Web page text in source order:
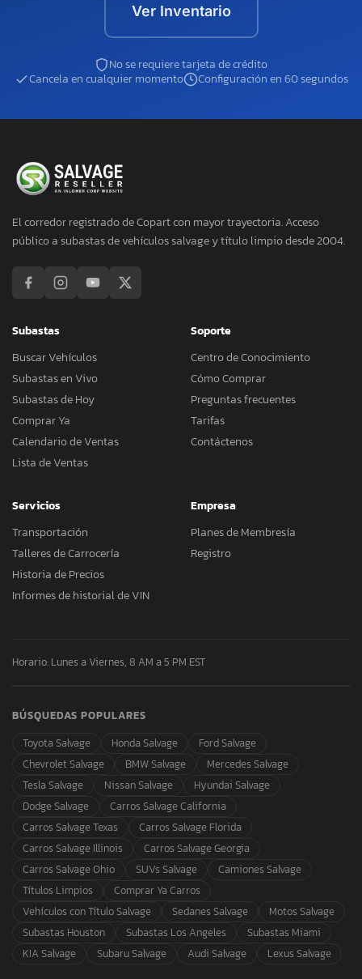
Ver Inventario
No se requiere tarjeta de crédito
Cancela en cualquier momento
Configuración en 60 segundos
El corredor registrado de Copart con mayor trayectoria. Acceso
público a subastas de vehículos salvage y título limpio desde 2004.
Subastas
Buscar Vehículos
Subastas en Vivo
Subastas de Hoy
Comprar Ya
Calendario de Ventas
Lista de Ventas
Soporte
Centro de Conocimiento
Cómo Comprar
Preguntas frecuentes
Tarifas
Contáctenos
Servicios
Transportación
Talleres de Carrocería
Historia de Precios
Informes de historial de VIN
Empresa
Planes de Membresía
Registro
Horario: Lunes a Viernes, 8 AM a 5 PM EST
BÚSQUEDAS POPULARES
Toyota Salvage
Honda Salvage
Ford Salvage
Chevrolet Salvage
BMW Salvage
Mercedes Salvage
Tesla Salvage
Nissan Salvage
Hyundai Salvage
Dodge Salvage
Carros Salvage California
Carros Salvage Texas
Carros Salvage Florida
Carros Salvage Illinois
Carros Salvage Georgia
Carros Salvage Ohio
SUVs Salvage
Camiones Salvage
Títulos Limpios
Comprar Ya Carros
Vehículos con Título Salvage
Sedanes Salvage
Motos Salvage
Subastas Houston
Subastas Los Angeles
Subastas Miami
KIA Salvage
Subaru Salvage Audi Salvage Lexus Salvage